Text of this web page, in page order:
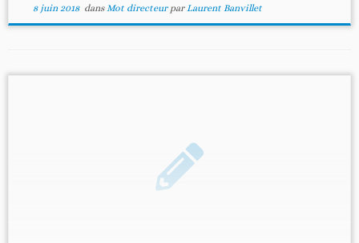
8 juin 2018dansMot directeur parLaurent Banvillet